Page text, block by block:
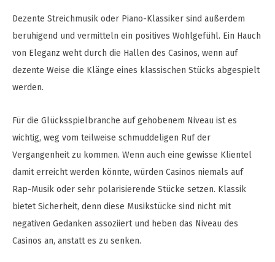
Dezente Streichmusik oder Piano-Klassiker sind außerdem
beruhigend und vermitteln ein positives Wohlgefühl. Ein Hauch
von Eleganz weht durch die Hallen des Casinos, wenn auf
dezente Weise die Klänge eines klassischen Stücks abgespielt
werden.
Für die Glücksspielbranche auf gehobenem Niveau ist es
wichtig, weg vom teilweise schmuddeligen Ruf der
Vergangenheit zu kommen. Wenn auch eine gewisse Klientel
damit erreicht werden könnte, würden Casinos niemals auf
Rap-Musik oder sehr polarisierende Stücke setzen. Klassik
bietet Sicherheit, denn diese Musikstücke sind nicht mit
negativen Gedanken assoziiert und heben das Niveau des
Casinos an, anstatt es zu senken.